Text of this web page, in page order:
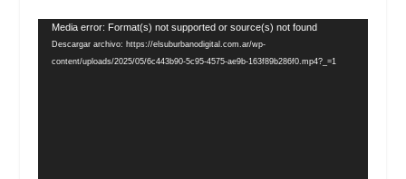
Reproductor
de
vídeo
Media error: Format(s) not supported or source(s) not found
Descargar archivo: https://elsuburbanodigital.com.ar/wp-
content/uploads/2025/05/6c443b90-5c95-4575-ae9b-163f89b286f0.mp4?_=1